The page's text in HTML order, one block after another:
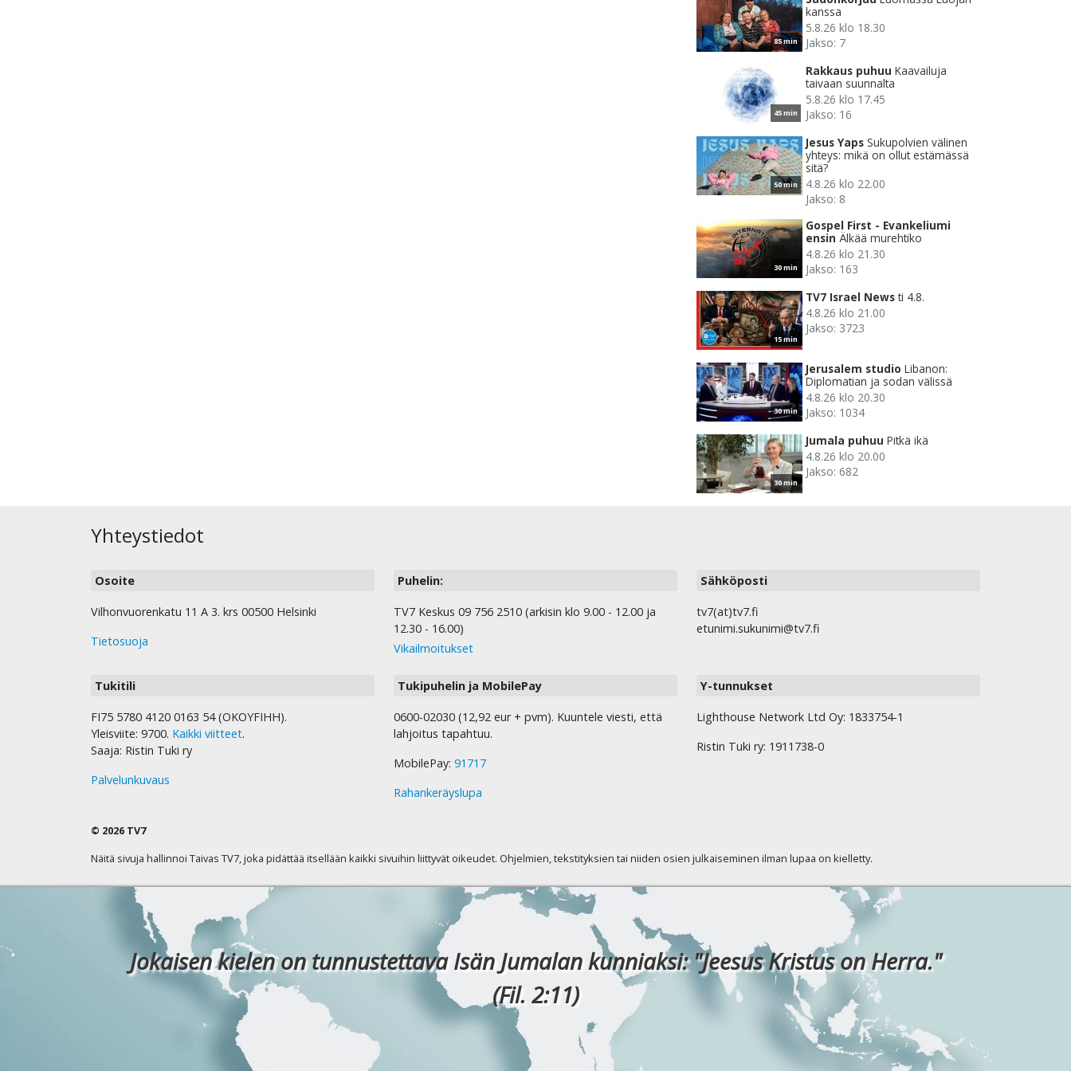
85 min
kanssa
5.8.26 klo 18.30
Jakso: 7
45 min
Rakkaus puhuu Kaavailuja
taivaan suunnalta
5.8.26 klo 17.45
Jakso: 16
50 min
Jesus Yaps Sukupolvien välinen
yhteys: mikä on ollut estämässä
sitä?
4.8.26 klo 22.00
Jakso: 8
30 min
Gospel First - Evankeliumi
ensin Älkää murehtiko
4.8.26 klo 21.30
Jakso: 163
15 min
TV7 Israel News ti 4.8.
4.8.26 klo 21.00
Jakso: 3723
30 min
Jerusalem studio Libanon:
Diplomatian ja sodan välissä
4.8.26 klo 20.30
Jakso: 1034
30 min
Jumala puhuu Pitkä ikä
4.8.26 klo 20.00
Jakso: 682
Yhteystiedot
Osoite
Vilhonvuorenkatu 11 A 3. krs 00500 Helsinki
Tietosuoja
Puhelin:
TV7 Keskus 09 756 2510 (arkisin klo 9.00 - 12.00 ja
12.30 - 16.00)
Vikailmoitukset
Sähköposti
tv7(at)tv7.fi
etunimi.sukunimi@tv7.fi
Tukitili
FI75 5780 4120 0163 54 (OKOYFIHH).
Yleisviite: 9700. Kaikki viitteet.
Saaja: Ristin Tuki ry
Palvelunkuvaus
Tukipuhelin ja MobilePay
0600-02030 (12,92 eur + pvm). Kuuntele viesti, että
lahjoitus tapahtuu.
MobilePay: 91717
Rahankeräyslupa
Y-tunnukset
Lighthouse Network Ltd Oy: 1833754-1
Ristin Tuki ry: 1911738-0
© 2026 TV7
Näitä sivuja hallinnoi Taivas TV7, joka pidättää itsellään kaikki sivuihin liittyvät oikeudet. Ohjelmien, tekstityksien tai niiden osien julkaiseminen ilman lupaa on kielletty.
Jokaisen kielen on tunnustettava Isän Jumalan kunniaksi: "Jeesus Kristus on Herra."
(Fil. 2:11)